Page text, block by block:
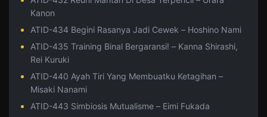
Kanon
ATID-434 Begini Rasanya Jadi Cewek – Hoshino Nami
ATID-435 Training Binal Bergaransi! – Kanna Shirashi,
Rei Kuruki
ATID-440 Ayah Tiri Yang Membuatku Ketagihan –
Misaki Nanami
ATID-443 Simbiosis Mutualisme – Eimi Fukada